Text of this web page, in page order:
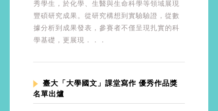
秀學生，於化學、生醫與生命科學等領域展現
豐碩研究成果。從研究構想到實驗驗證，從數
據分析到成果發表，參賽者不僅呈現扎實的科
學基礎，更展現．．．
臺大「大學國文」課堂寫作 優秀作品獎
名單出爐